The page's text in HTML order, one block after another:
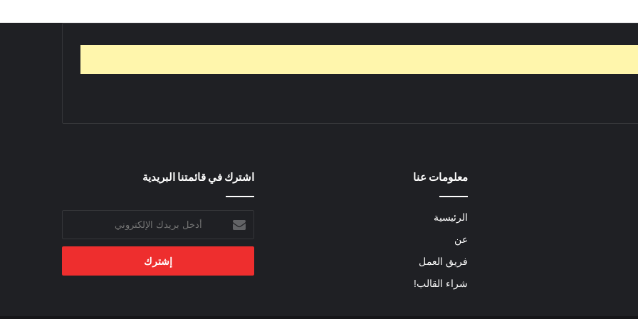
معلومات عنا
الرئيسية
عن
فريق العمل
شراء القالب!
اشترك في قائمتنا البريدية
بريدك
الإلكتروني